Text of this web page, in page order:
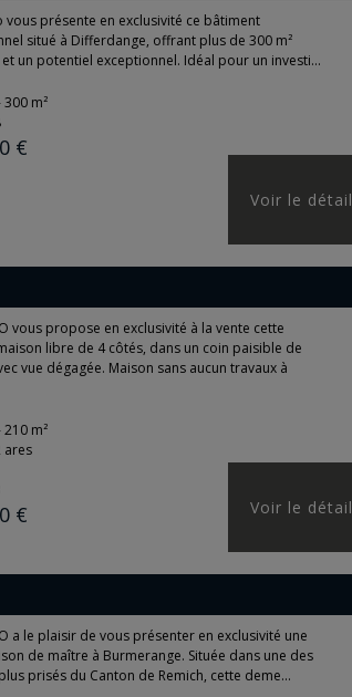
vous présente en exclusivité ce bâtiment
situé à Differdange, offrant plus de 300 m²
un potentiel exceptionnel. Idéal pour un investi...
300 m²
€
Voir le détail
vous propose en exclusivité à la vente cette
libre de 4 côtés, dans un coin paisible de
vue dégagée. Maison sans aucun travaux à
210 m²
ares
€ Voir le détail
a le plaisir de vous présenter en exclusivité une
de maître à Burmerange. Située dans une des
prisés du Canton de Remich, cette deme...